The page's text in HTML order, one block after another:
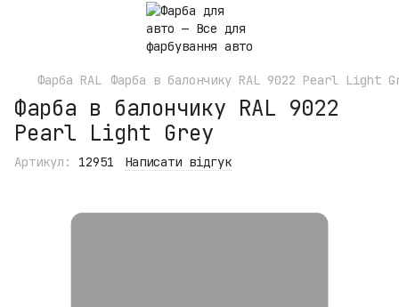
Фарба RAL Фарба в балончику RAL 9022 Pearl Light
Фарба в балончику RAL 9022
Pearl Light Grey
Артикул: 12951 Написати відгук